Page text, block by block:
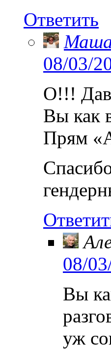
Ответить
08/03/
О!!!
Вы как
Прям
08/
Вы
уж